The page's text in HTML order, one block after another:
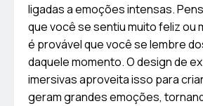
ligadas a emoções intensas.
que você se sentiu muito feliz ou
é provável que você se lembre
daquele momento. O design de
imersivas aproveita isso para
geram grandes emoções,